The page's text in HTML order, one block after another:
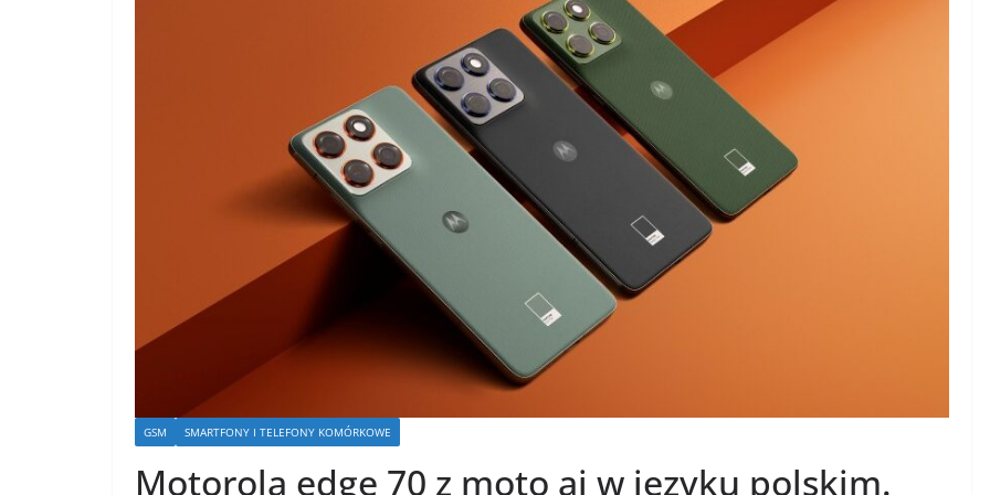
GSM SMARTFONY I TELEFONY KOMÓRKOWE
Motorola edge 70 z moto ai w języku polskim.